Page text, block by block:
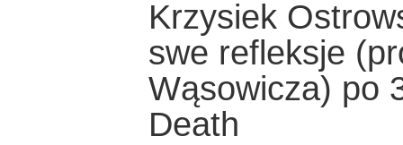
Krzysiek
swe refleksje
Wąsowicza) po
Death